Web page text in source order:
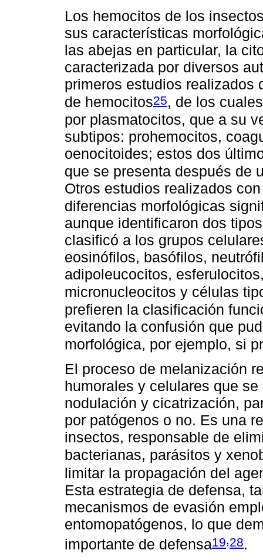
Los hemocitos de los
sus características
las abejas en particular, la
caracterizada por diversos
primeros estudios realizados
de hemocitos25, de los
por plasmatocitos, que a su
subtipos: prohemocitos,
oenocitoides; estos dos
que se presenta después de
Otros estudios realizados
diferencias morfológicas
aunque identificaron dos
clasificó a los grupos
eosinófilos, basófilos,
adipoleucocitos,
micronucleocitos y células
prefieren la clasificación
evitando la confusión que
morfológica, por ejemplo, si
El proceso de melanización
humorales y celulares que
nodulación y cicatrización,
por patógenos o no. Es una
insectos, responsable de
bacterianas, parásitos y
limitar la propagación del
Esta estrategia de defensa,
mecanismos de evasión
entomopatógenos, lo que
importante de defensa19,28.